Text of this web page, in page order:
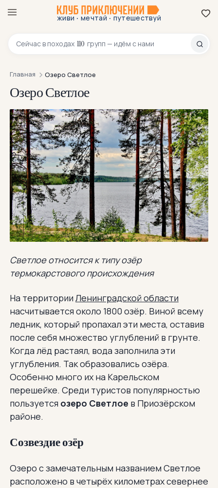
живи · мечтай · путешествуй
Сейчас в походах 110 групп — идём с нами
8 800 200-70-23
Главная Озеро Светлое
Озеро Светлое
Светлое относится к типу озёр
термокарстового происхождения
На территорииЛенинградской области
насчитывается около 1800 озёр. Виной всему
ледник, который пропахал эти места, оставив
после себя множество углублений в грунте.
Когда лёд растаял, вода заполнила эти
углубления. Так образовались озёра.
Особенно много их на Карельском
перешейке. Среди туристов популярностью
пользуется озеро Светлое в Приозёрском
районе.
Созвездие озёр
Озеро с замечательным названием Светлое
расположено в четырёх километрах севернее